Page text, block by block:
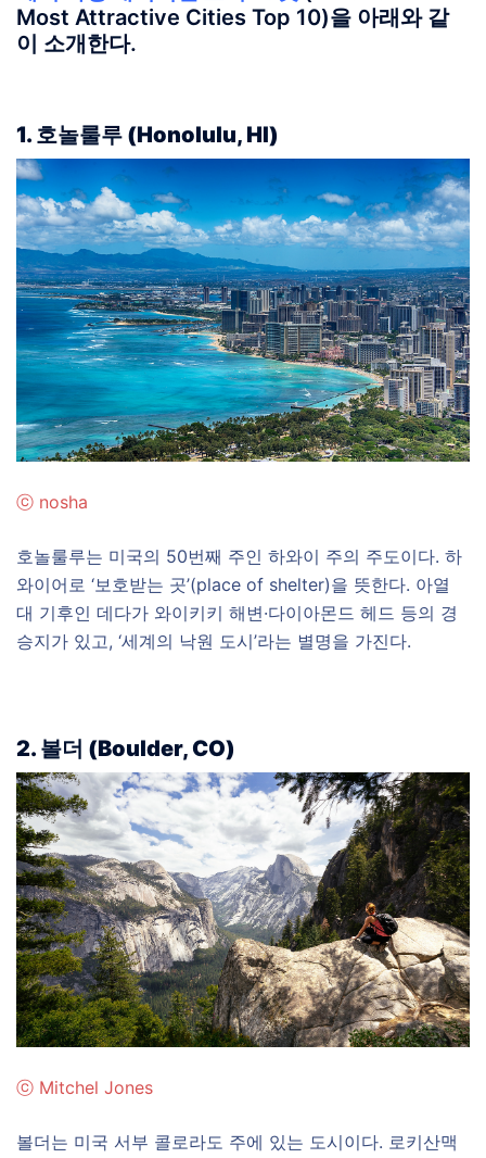
Most Attractive Cities Top 10)을 아래와 같
이 소개한다.
1. 호놀룰루 (Honolulu, HI)
ⓒ nosha
호놀룰루는 미국의 50번째 주인 하와이 주의 주도이다. 하
와이어로 ‘보호받는 곳’(place of shelter)을 뜻한다. 아열
대 기후인 데다가 와이키키 해변·다이아몬드 헤드 등의 경
승지가 있고, ‘세계의 낙원 도시’라는 별명을 가진다.
2. 볼더 (Boulder, CO)
ⓒ Mitchel Jones
볼더는 미국 서부 콜로라도 주에 있는 도시이다. 로키산맥